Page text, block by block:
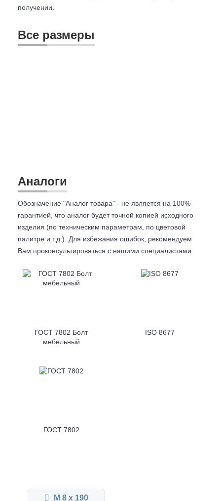
получении.
Все размеры
Аналоги
Обозначение "Аналог товара" - не является на 100%
гарантией, что аналог будет точной копией исходного
изделия (по техническим параметрам, по цветовой
палитре и т.д.). Для избежания ошибок, рекомендуем
Вам проконсультироваться с нашими специалистами.
ГОСТ 7802 Болт
мебельный
ISO 8677
ГОСТ 7802
М 8 x 190